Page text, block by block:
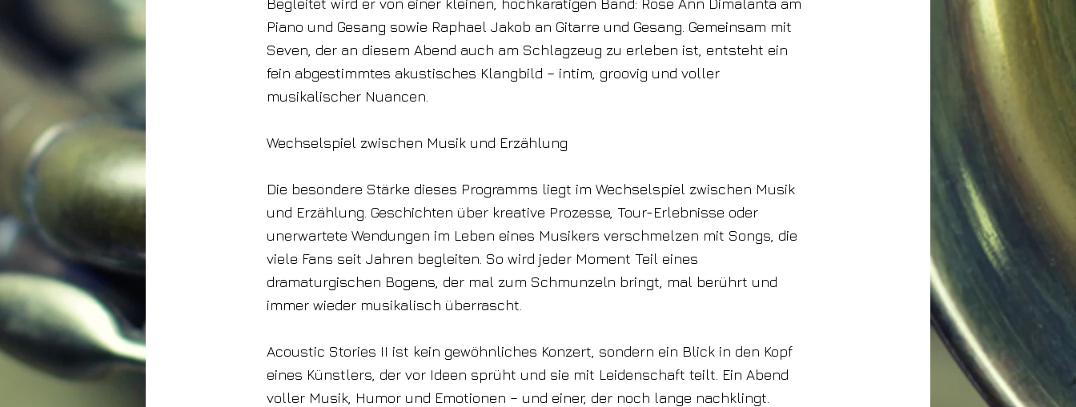
Begleitet wird er von einer kleinen, hochkarätigen Band: Rose Ann Dimalanta am
Piano und Gesang sowie Raphael Jakob an Gitarre und Gesang. Gemeinsam mit
Seven, der an diesem Abend auch am Schlagzeug zu erleben ist, entsteht ein
fein abgestimmtes akustisches Klangbild – intim, groovig und voller
musikalischer Nuancen.
Wechselspiel zwischen Musik und Erzählung
Die besondere Stärke dieses Programms liegt im Wechselspiel zwischen Musik
und Erzählung. Geschichten über kreative Prozesse, Tour-Erlebnisse oder
unerwartete Wendungen im Leben eines Musikers verschmelzen mit Songs, die
viele Fans seit Jahren begleiten. So wird jeder Moment Teil eines
dramaturgischen Bogens, der mal zum Schmunzeln bringt, mal berührt und
immer wieder musikalisch überrascht.
Acoustic Stories II ist kein gewöhnliches Konzert, sondern ein Blick in den Kopf
eines Künstlers, der vor Ideen sprüht und sie mit Leidenschaft teilt. Ein Abend
voller Musik, Humor und Emotionen – und einer, der noch lange nachklingt.